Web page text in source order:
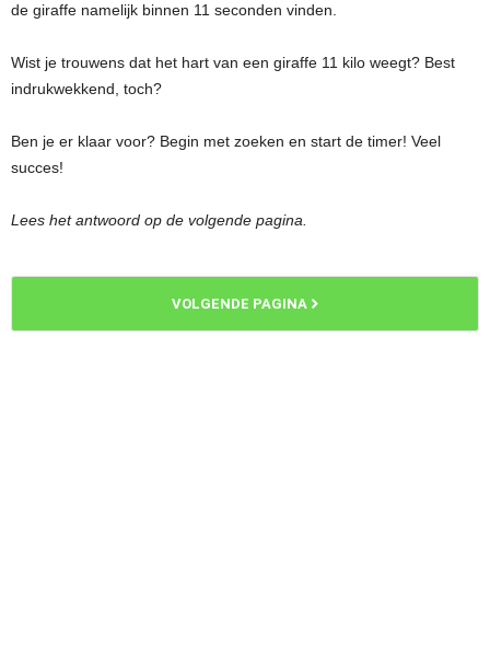
de giraffe namelijk binnen 11 seconden vinden.
Wist je trouwens dat het hart van een giraffe 11 kilo weegt? Best
indrukwekkend, toch?
Ben je er klaar voor? Begin met zoeken en start de timer! Veel
succes!
Lees het antwoord op de volgende pagina.
VOLGENDE PAGINA